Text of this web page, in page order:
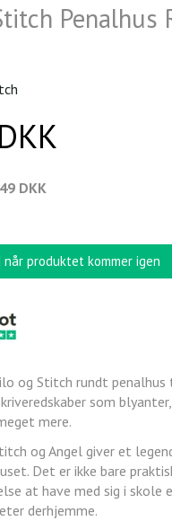
Penalhus
DKK
når produktet kommer igen
og Stitch rundt
som
mere.
og Angel giver et
Det er ikke bare
at have med sig i skole
derhjemme.